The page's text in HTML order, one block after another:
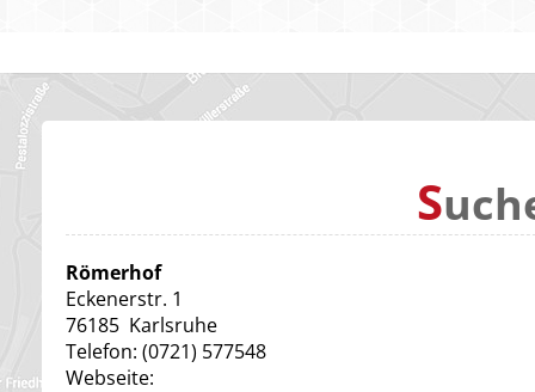
S
Römerhof
Eckenerstr. 1
76185 Karlsruhe
Telefon: (0721) 577548
Webseite: